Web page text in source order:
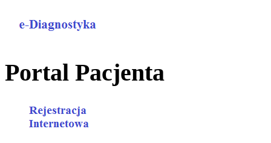
Portal Pacjenta